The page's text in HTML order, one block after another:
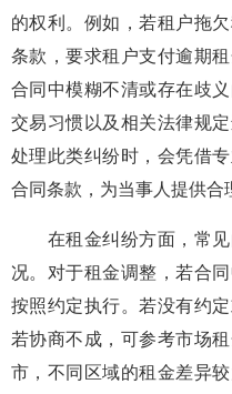
的权利。例如，若租户拖
条款，要求租户支付逾期
合同中模糊不清或存在歧
交易习惯以及相关法律规
处理此类纠纷时，会凭借
合同条款，为当事人提供合
在租金纠纷方面，常见
况。对于租金调整，若合
按照约定执行。若没有约
若协商不成，可参考市场
市，不同区域的租金差异